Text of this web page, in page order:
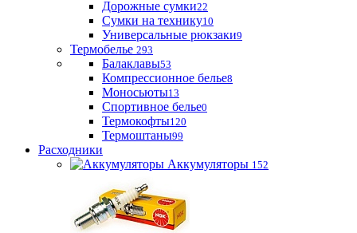
Дорожные сумки22
Сумки на технику10
Универсальные рюкзаки9
Термобелье 293
Балаклавы53
Компрессионное белье8
Моносьюты13
Спортивное белье0
Термокофты120
Термоштаны99
Расходники
Аккумуляторы 152